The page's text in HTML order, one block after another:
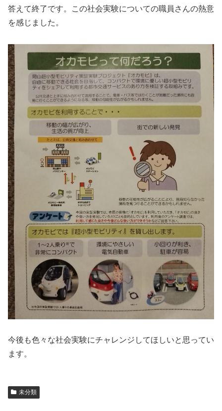
答えて終了です。この社会実験についての職員さんの熱意
を感じました。
今後も色々な社会実験にチャレンジしてほしいと思ってい
ます。
未分類